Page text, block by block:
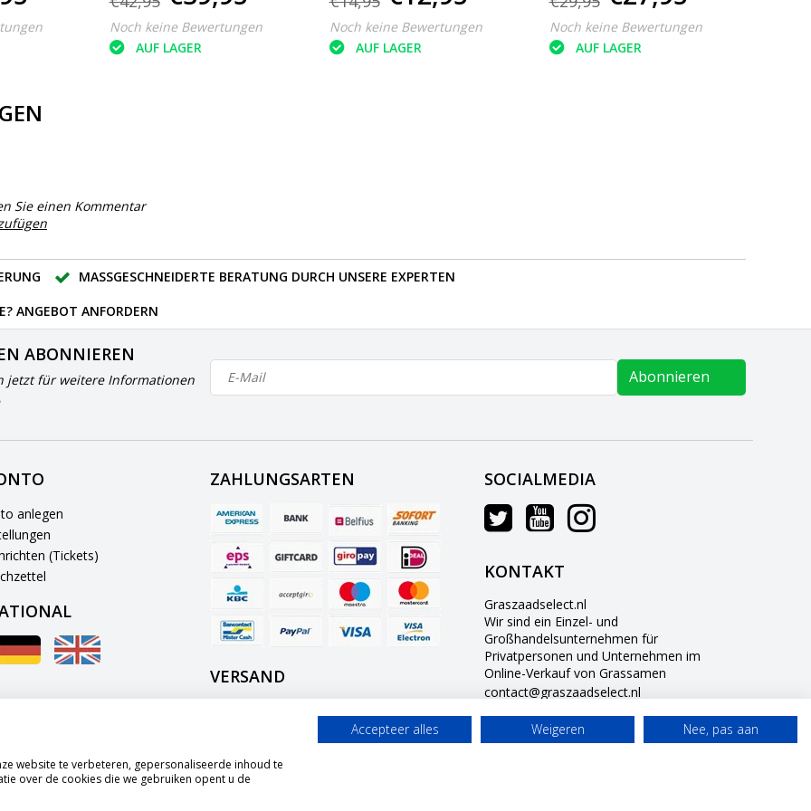
Noch keine Bewertungen
AUF LAGER
Noch keine Bewertungen
AUF LAGER
Noch keine Bewertungen
AUF LAGER
Sie einen Kommentar
MASSGESCHNEIDERTE BERATUNG DURCH UNSERE EXPERTEN
ANGEBOT ANFORDERN
ABONNIEREN
jetzt für weitere Informationen
Abonnieren
anlegen
(Tickets)
ZAHLUNGSARTEN
VERSAND
SOCIALMEDIA
KONTAKT
Graszaadselect.nl
Wir sind ein Einzel- und
Großhandelsunternehmen für
Privatpersonen und Unternehmen im
Online-Verkauf von Grassamen
contact@graszaadselect.nl
0634703236
© Copyright 2026 Graszaadselect.com Powered by
website te verbeteren, gepersonaliseerde inhoud te
over de cookies die we gebruiken opent u de
Accepteer alles Weigeren Nee, pas aan